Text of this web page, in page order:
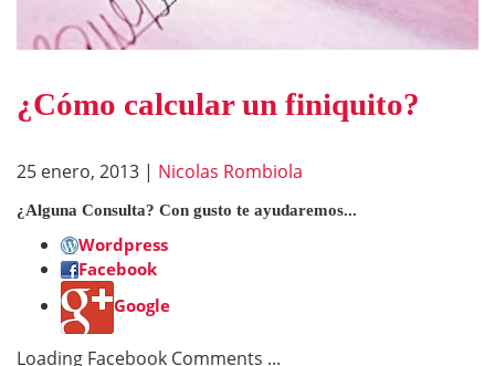
¿Cómo calcular un finiquito?
25 enero, 2013 | Nicolas Rombiola
¿Alguna Consulta? Con gusto te ayudaremos...
Wordpress
Facebook
Google
Loading Facebook Comments ...